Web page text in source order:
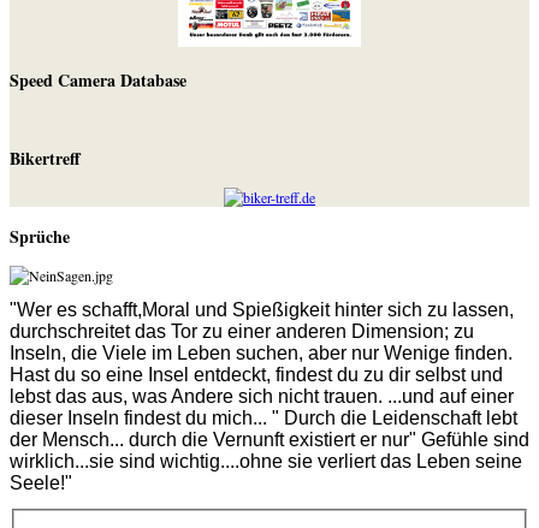
Speed Camera Database
Bikertreff
Sprüche
"Wer es schafft,Moral und Spießigkeit hinter sich zu lassen,
durchschreitet das Tor zu einer anderen Dimension; zu
Inseln, die Viele im Leben suchen, aber nur Wenige finden.
Hast du so eine Insel entdeckt, findest du zu dir selbst und
lebst das aus, was Andere sich nicht trauen. ...und auf einer
dieser Inseln findest du mich... " Durch die Leidenschaft lebt
der Mensch... durch die Vernunft existiert er nur" Gefühle sind
wirklich...sie sind wichtig....ohne sie verliert das Leben seine
Seele!"